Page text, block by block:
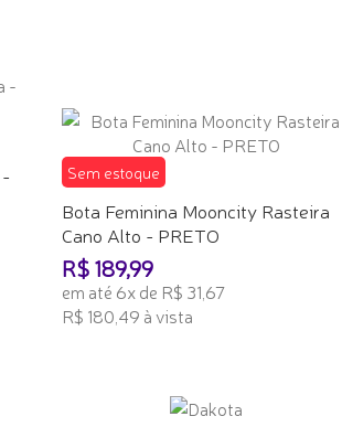
Sem estoque
Bota Feminina Mooncity Rasteira
Cano Alto - PRETO
R$ 189,99
em até 6x de R$ 31,67
R$ 180,49 à vista